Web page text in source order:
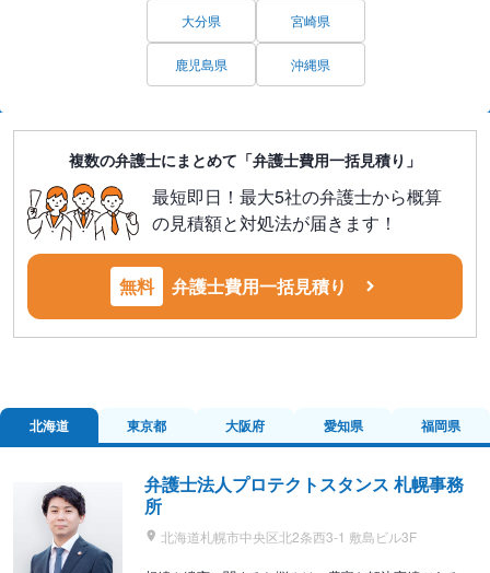
大分県 宮崎県
鹿児島県 沖縄県
複数の弁護士にまとめて「弁護士費用一括見積り」
最短即日！最大5社の弁護士から概算
の見積額と対処法が届きます！
無料 弁護士費用一括見積り
北海道 東京都 大阪府 愛知県 福岡県
弁護士法人プロテクトスタンス 札幌事務
所
北海道札幌市中央区北2条西3-1 敷島ビル3F